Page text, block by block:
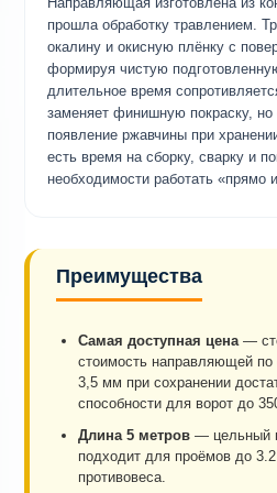
прошла обработку травлением.
окалину и окисную плёнку с
формируя чистую
длительное время
заменяет финишную покраску,
появление ржавчины при
есть время на сборку, сварку и
необходимости работать «прямо
Преимущества
Самая доступная цена —
стоимость направляющей
3,5 мм при сохранении
способности для ворот до
Длина 5 метров — цельный
подходит для проёмов до
противовеса.